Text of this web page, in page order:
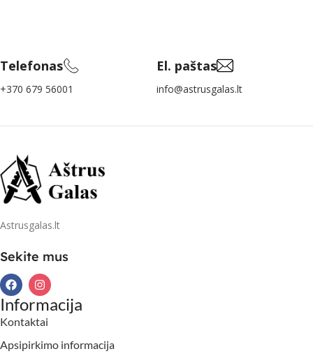
Telefonas
+370 679 56001
El. paštas
info@astrusgalas.lt
Astrusgalas.lt
Sekite mus
Informacija
Kontaktai
Apsipirkimo informacija